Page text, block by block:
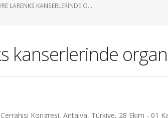
LARENKS KANSERLERINDE O...
kanserlerinde
Kongresi, Antalya, Türkiye, 28 Ekim - 01